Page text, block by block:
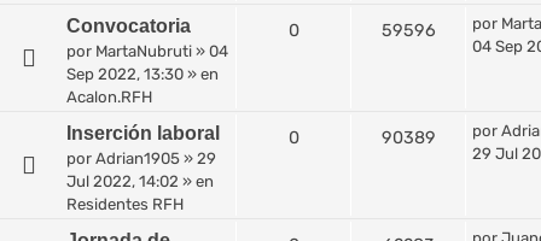
Convocatoria
por MartaNubruti » 04
Sep 2022, 13:30 » en
Acalon.RFH
0 59596 por
04 Sep
Inserción laboral
por Adrian1905 » 29
Jul 2022, 14:02 » en
Residentes RFH
0 90389 por
29 Jul